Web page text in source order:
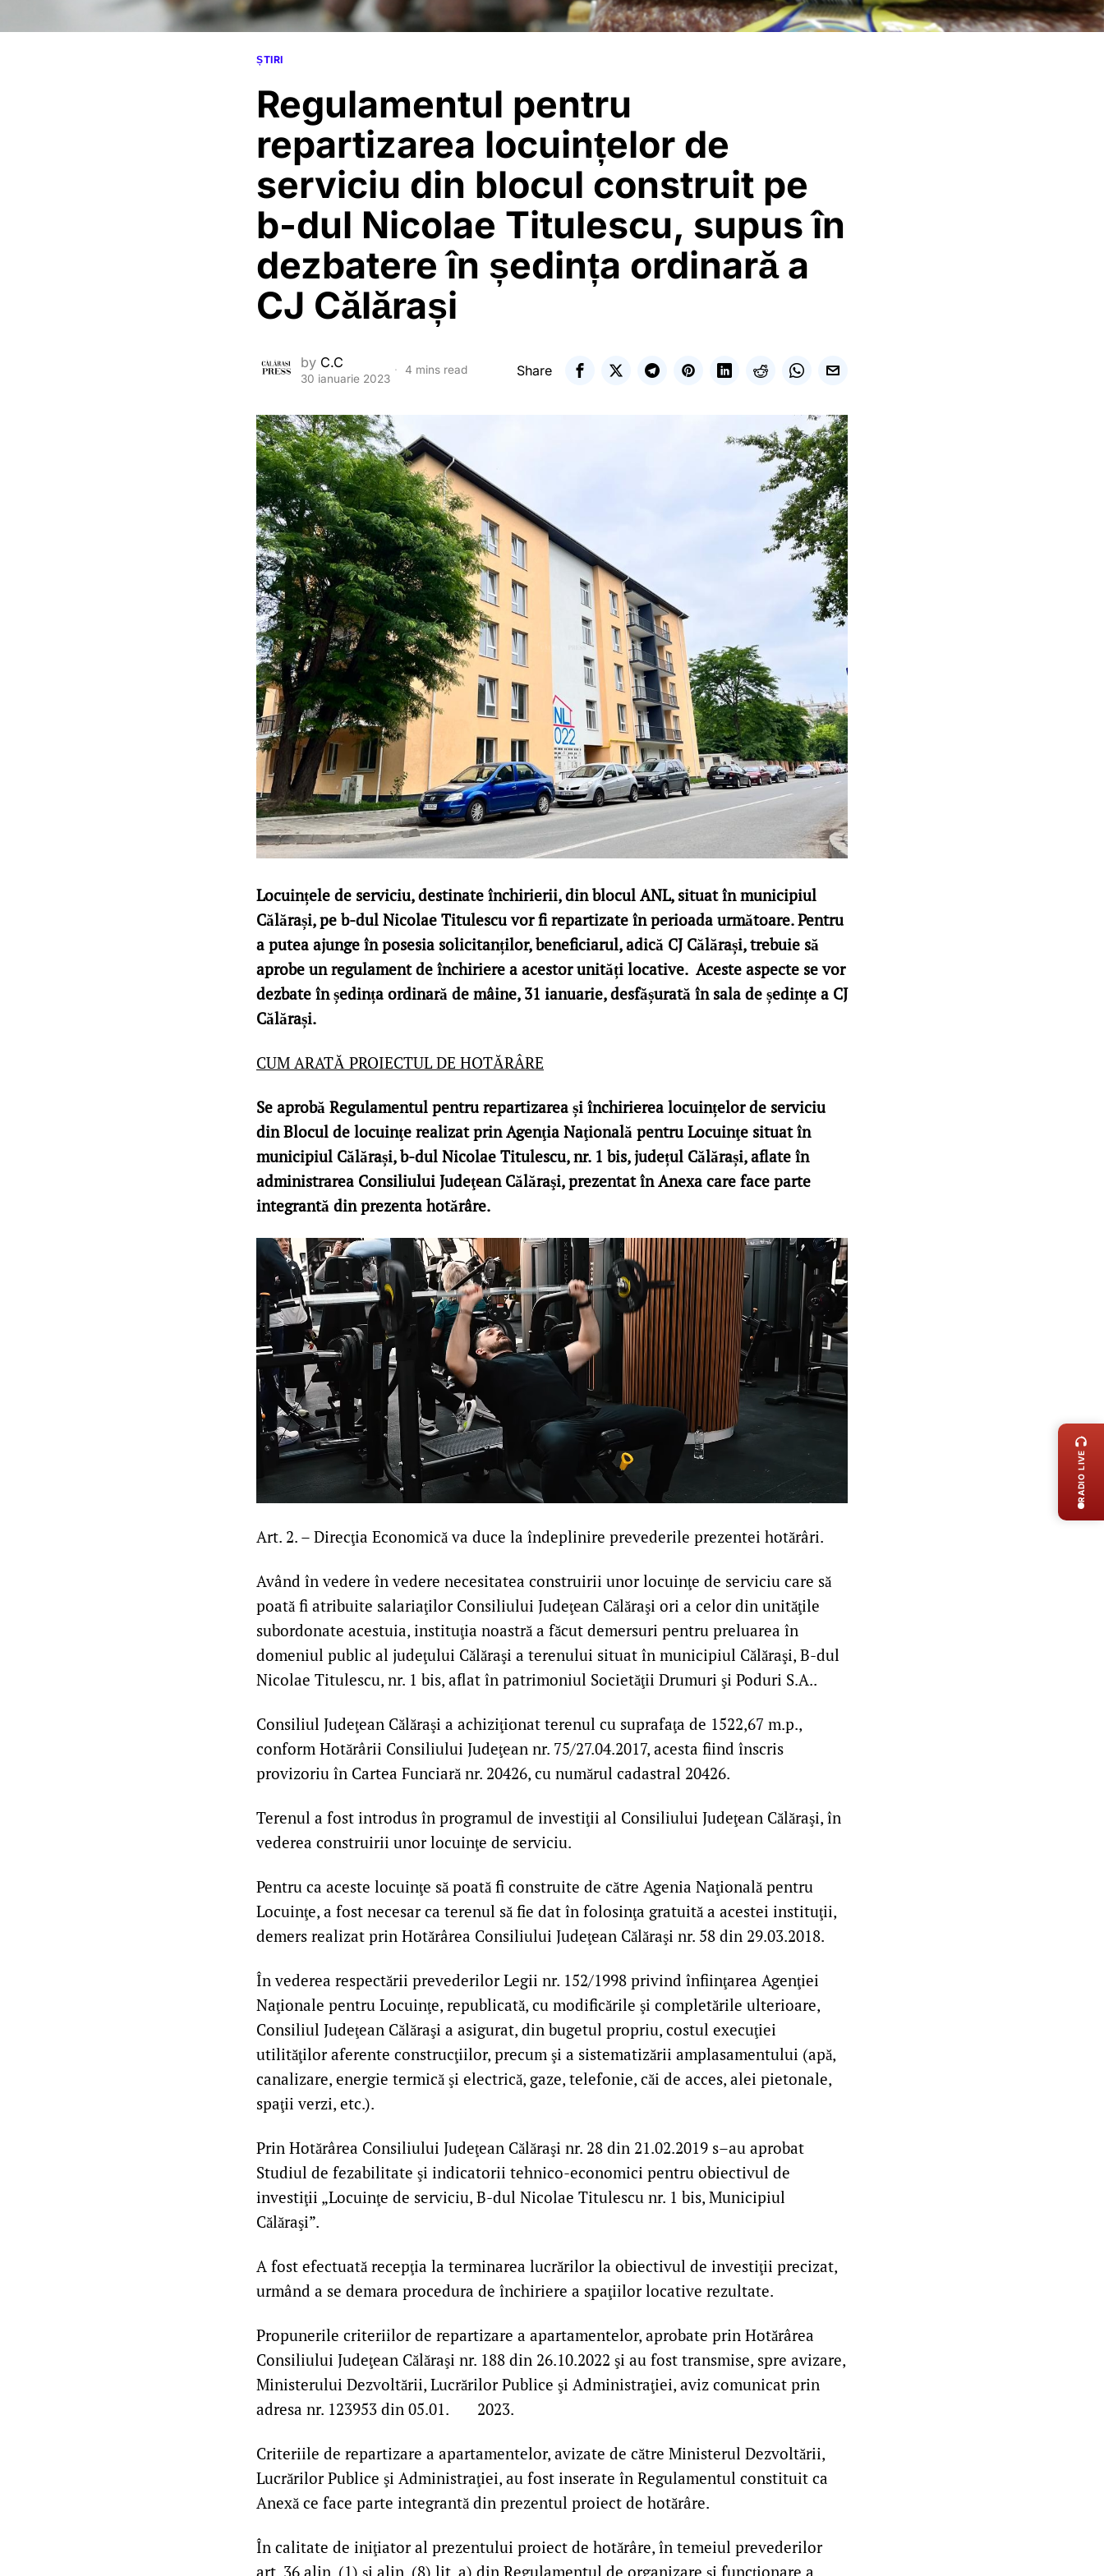
ȘTIRI
Regulamentul pentru
repartizarea locuințelor de
serviciu din blocul construit pe
b-dul Nicolae Titulescu, supus în
dezbatere în ședința ordinară a
CJ Călărași
by C.C
30 ianuarie 2023
4 mins read Share
Locuințele de serviciu, destinate închirierii, din blocul ANL, situat în municipiul
Călărași, pe b-dul Nicolae Titulescu vor fi repartizate în perioada următoare. Pentru
a putea ajunge în posesia solicitanților, beneficiarul, adică CJ Călărași, trebuie să
aprobe un regulament de închiriere a acestor unități locative. Aceste aspecte se vor
dezbate în ședința ordinară de mâine, 31 ianuarie, desfășurată în sala de ședințe a CJ
Călărași.
CUM ARATĂ PROIECTUL DE HOTĂRÂRE
Se aprobă Regulamentul pentru repartizarea și închirierea locuințelor de serviciu
din Blocul de locuinţe realizat prin Agenţia Naţională pentru Locuinţe situat în
municipiul Călărași, b-dul Nicolae Titulescu, nr. 1 bis, județul Călărași, aflate în
administrarea Consiliului Judeţean Călăraşi, prezentat în Anexa care face parte
integrantă din prezenta hotărâre.
Art. 2. – Direcţia Economică va duce la îndeplinire prevederile prezentei hotărâri.
Având în vedere în vedere necesitatea construirii unor locuinţe de serviciu care să
poată fi atribuite salariaţilor Consiliului Judeţean Călăraşi ori a celor din unităţile
subordonate acestuia, instituţia noastră a făcut demersuri pentru preluarea în
domeniul public al judeţului Călăraşi a terenului situat în municipiul Călăraşi, B-dul
Nicolae Titulescu, nr. 1 bis, aflat în patrimoniul Societăţii Drumuri şi Poduri S.A..
Consiliul Judeţean Călăraşi a achiziţionat terenul cu suprafaţa de 1522,67 m.p.,
conform Hotărârii Consiliului Judeţean nr. 75/27.04.2017, acesta fiind înscris
provizoriu în Cartea Funciară nr. 20426, cu numărul cadastral 20426.
Terenul a fost introdus în programul de investiţii al Consiliului Judeţean Călăraşi, în
vederea construirii unor locuinţe de serviciu.
Pentru ca aceste locuinţe să poată fi construite de către Agenia Naţională pentru
Locuinţe, a fost necesar ca terenul să fie dat în folosinţa gratuită a acestei instituţii,
demers realizat prin Hotărârea Consiliului Judeţean Călăraşi nr. 58 din 29.03.2018.
În vederea respectării prevederilor Legii nr. 152/1998 privind înfiinţarea Agenţiei
Naţionale pentru Locuinţe, republicată, cu modificările şi completările ulterioare,
Consiliul Judeţean Călăraşi a asigurat, din bugetul propriu, costul execuţiei
utilităţilor aferente construcţiilor, precum şi a sistematizării amplasamentului (apă,
canalizare, energie termică şi electrică, gaze, telefonie, căi de acces, alei pietonale,
spaţii verzi, etc.).
Prin Hotărârea Consiliului Judeţean Călăraşi nr. 28 din 21.02.2019 s–au aprobat
Studiul de fezabilitate şi indicatorii tehnico-economici pentru obiectivul de
investiţii „Locuinţe de serviciu, B-dul Nicolae Titulescu nr. 1 bis, Municipiul
Călăraşi”.
A fost efectuată recepţia la terminarea lucrărilor la obiectivul de investiţii precizat,
urmând a se demara procedura de închiriere a spaţiilor locative rezultate.
Propunerile criteriilor de repartizare a apartamentelor, aprobate prin Hotărârea
Consiliului Judeţean Călăraşi nr. 188 din 26.10.2022 şi au fost transmise, spre avizare,
Ministerului Dezvoltării, Lucrărilor Publice şi Administraţiei, aviz comunicat prin
adresa nr. 123953 din 05.01. 2023.
Criteriile de repartizare a apartamentelor, avizate de către Ministerul Dezvoltării,
Lucrărilor Publice şi Administraţiei, au fost inserate în Regulamentul constituit ca
Anexă ce face parte integrantă din prezentul proiect de hotărâre.
În calitate de iniţiator al prezentului proiect de hotărâre, în temeiul prevederilor
art. 36 alin. (1) şi alin. (8) lit. a) din Regulamentul de organizare şi funcţionare a
RADIO LIVE